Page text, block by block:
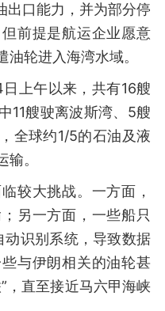
口能力，并为部分停
前提是航运企业愿意
轮进入海湾水域。
上午以来，共有16艘
11艘驶离波斯湾、5艘
全球约1/5的石油及液
。
较大挑战。一方面，
另一方面，一些船只
动识别系统，导致数据
与伊朗相关的油轮甚
，直至接近马六甲海峡